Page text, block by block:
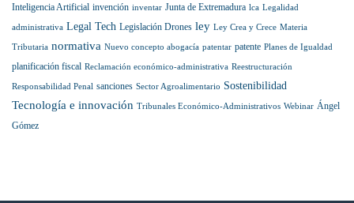
Lawyers
Inteligencia Artificial invención inventar Junta de Extremadura lca Legalidad
administrativa Legal Tech Legislación Drones ley Ley Crea y Crece Materia
Tributaria normativa Nuevo concepto abogacía patentar patente Planes de Igualdad
planificación fiscal Reclamación económico-administrativa Reestructuración
Responsabilidad Penal sanciones Sector Agroalimentario Sostenibilidad
Tecnología e innovación Tribunales Económico-Administrativos Webinar Ángel
Gómez